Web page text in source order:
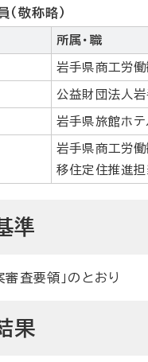
敬称略）
所属・職
岩手県商工労働
公益財団法人
岩手県旅館ホ
岩手県商工労
移住定住推進
準
審査要領」のとおり
果